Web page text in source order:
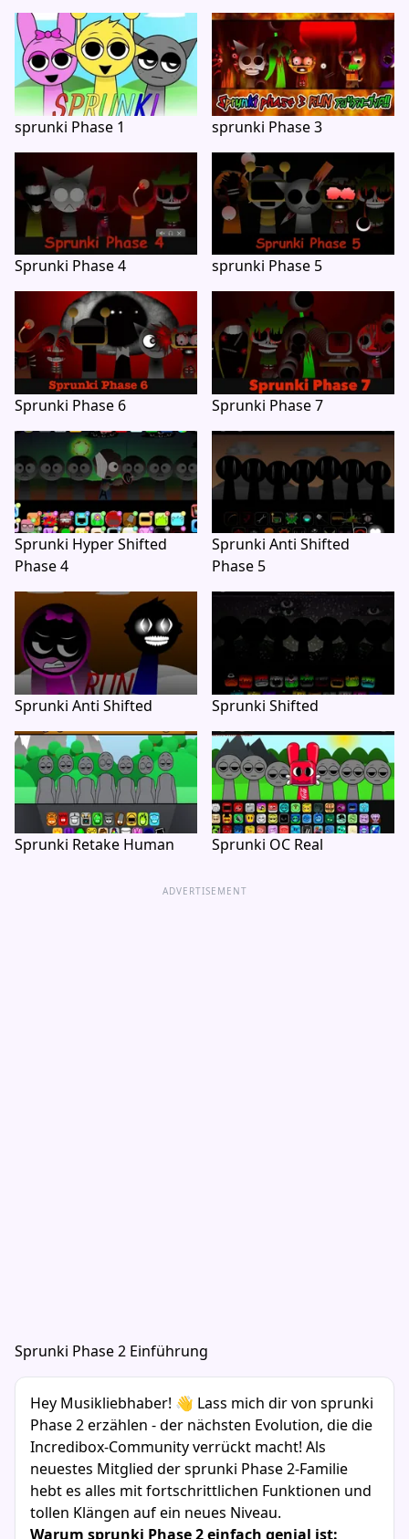
sprunki Phase 1 sprunki Phase 3
Sprunki Phase 4 sprunki Phase 5
Sprunki Phase 6 Sprunki Phase 7
Sprunki Hyper Shifted
Phase 4
Sprunki Anti Shifted
Phase 5
Sprunki Anti Shifted Sprunki Shifted
Sprunki Retake Human Sprunki OC Real
ADVERTISEMENT
Sprunki Phase 2 Einführung
Hey Musikliebhaber! 👋 Lass mich dir von sprunki
Phase 2 erzählen - der nächsten Evolution, die die
Incredibox-Community verrückt macht! Als
neuestes Mitglied der sprunki Phase 2-Familie
hebt es alles mit fortschrittlichen Funktionen und
tollen Klängen auf ein neues Niveau.
Warum sprunki Phase 2 einfach genial ist: